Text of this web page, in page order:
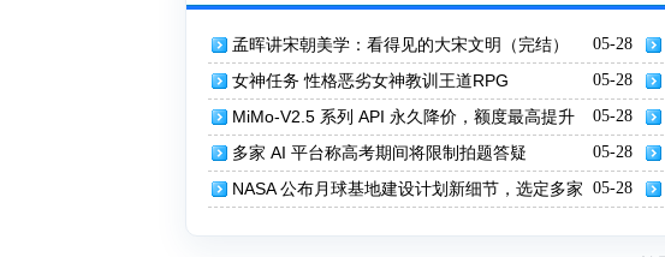
05-28
孟晖讲宋朝美学：看得见的大宋文明（完结）
05-28
女神任务 性格恶劣女神教训王道RPG
05-28
MiMo-V2.5 系列 API 永久降价，额度最高提升
8 倍
05-28
多家 AI 平台称高考期间将限制拍题答疑
05-28
NASA 公布月球基地建设计划新细节，选定多家